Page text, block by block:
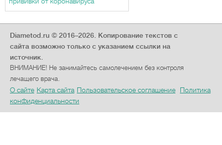
Diametod.ru © 2016–2026. Копирование текстов с
сайта возможно только с указанием ссылки на
источник.
ВНИМАНИЕ! Не занимайтесь самолечением без контроля
лечащего врача.
О сайте Карта сайта Пользовательское соглашение
Политика
конфиденциальности